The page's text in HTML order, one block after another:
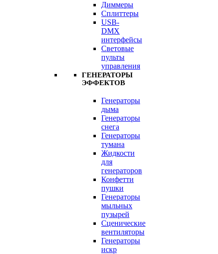
Диммеры
Сплиттеры
USB-
DMX
интерфейсы
Световые
пульты
управления
ГЕНЕРАТОРЫ
ЭФФЕКТОВ
Генераторы
дыма
Генераторы
снега
Генераторы
тумана
Жидкости
для
генераторов
Конфетти
пушки
Генераторы
мыльных
пузырей
Сценические
вентиляторы
Генераторы
искр